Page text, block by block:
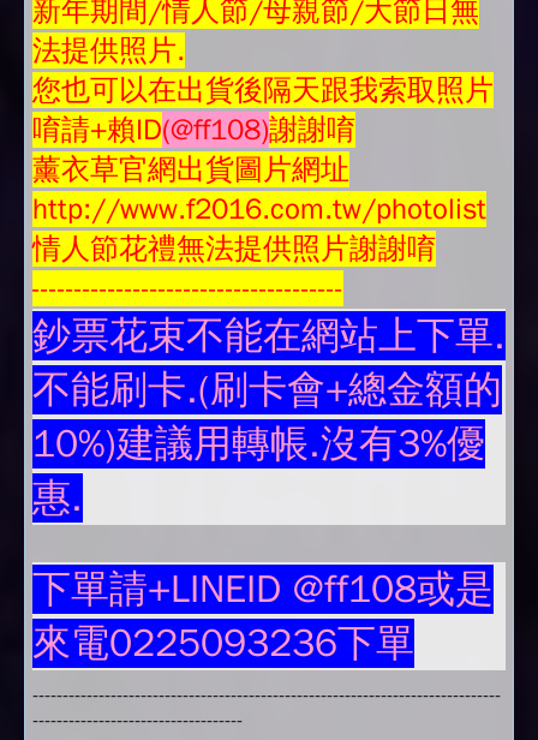
新年期間/情人節/母親節/大節日無
法提供照片.
您也可以在出貨後隔天跟我索取照片
唷請+賴ID(@ff108)謝謝唷
薰衣草官網出貨圖片網址
http://www.f2016.com.tw/photolist
情人節花禮無法提供照片謝謝唷
-------------------------------------
鈔票花束不能在網站上下單.
不能刷卡.(刷卡會+總金額的
10%)建議用轉帳.沒有3%優
惠.
下單請+LINEID @ff108或是
來電0225093236下單
------------------------------------------------------------------------------
-----------------------------------